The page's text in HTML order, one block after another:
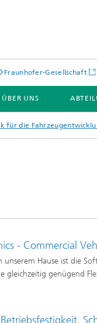
Fraunhofer-Gesellschaft
ÜBER UNS
und Leistungen
Umgebungsdaten
Lastdaten und
und Leistungen
für die
- Commercial
Hause ist die
gleichzeitig genügend